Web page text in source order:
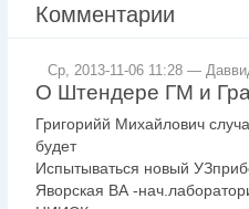
Комментарии
Ср, 2013-11-06 11:28 —
О Штендере ГМ и
Григорийй Михайлович
будет
Испытываться новый
Яворская ВА -